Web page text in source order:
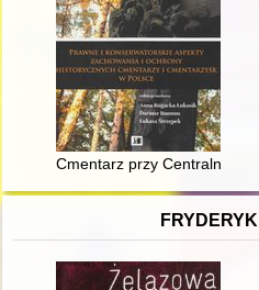
Cmentarz przy Centralnym